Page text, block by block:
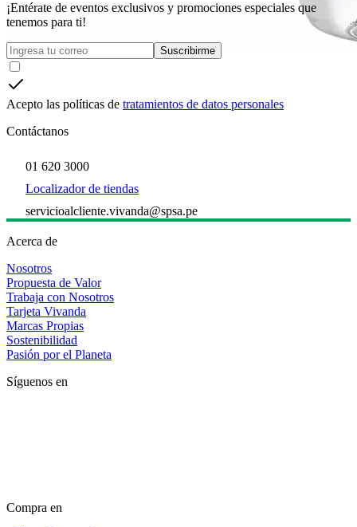
¡Entérate de eventos exclusivos y promociones especiales que
tenemos para ti!
Suscribirme
Acepto las políticas de tratamientos de datos personales
Contáctanos
01 620 3000
Localizador de tiendas
servicioalcliente.vivanda@spsa.pe
Acerca de
Nosotros
Propuesta de Valor
Trabaja con Nosotros
Tarjeta Vivanda
Marcas Propias
Sostenibilidad
Pasión por el Planeta
Síguenos en
Compra en